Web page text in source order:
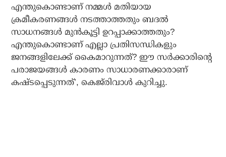
എന്തുകൊണ്ടാണ് നമ്മള്‍ മതിയായ
ക്രമീകരണങ്ങള്‍ നടത്താത്തതും ബദല്‍
സാധനങ്ങള്‍ മുന്‍കൂട്ടി ഉറപ്പാക്കാത്തതും?
എന്തുകൊണ്ടാണ് എല്ലാ പ്രതിസന്ധികളും
ജനങ്ങളിലേക്ക് കൈമാറുന്നത്? ഈ സര്‍ക്കാരിന്റെ
പരാജയങ്ങള്‍ കാരണം സാധാരണക്കാരാണ്
കഷ്ടപ്പെടുന്നത്’, കെജ്‌രിവാള്‍ കുറിച്ചു.